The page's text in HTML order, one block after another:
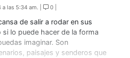
las 5:34 am. | 0 |
de salir a rodar en sus
lo puede hacer de la forma
imaginar. Son
paisajes y senderos que